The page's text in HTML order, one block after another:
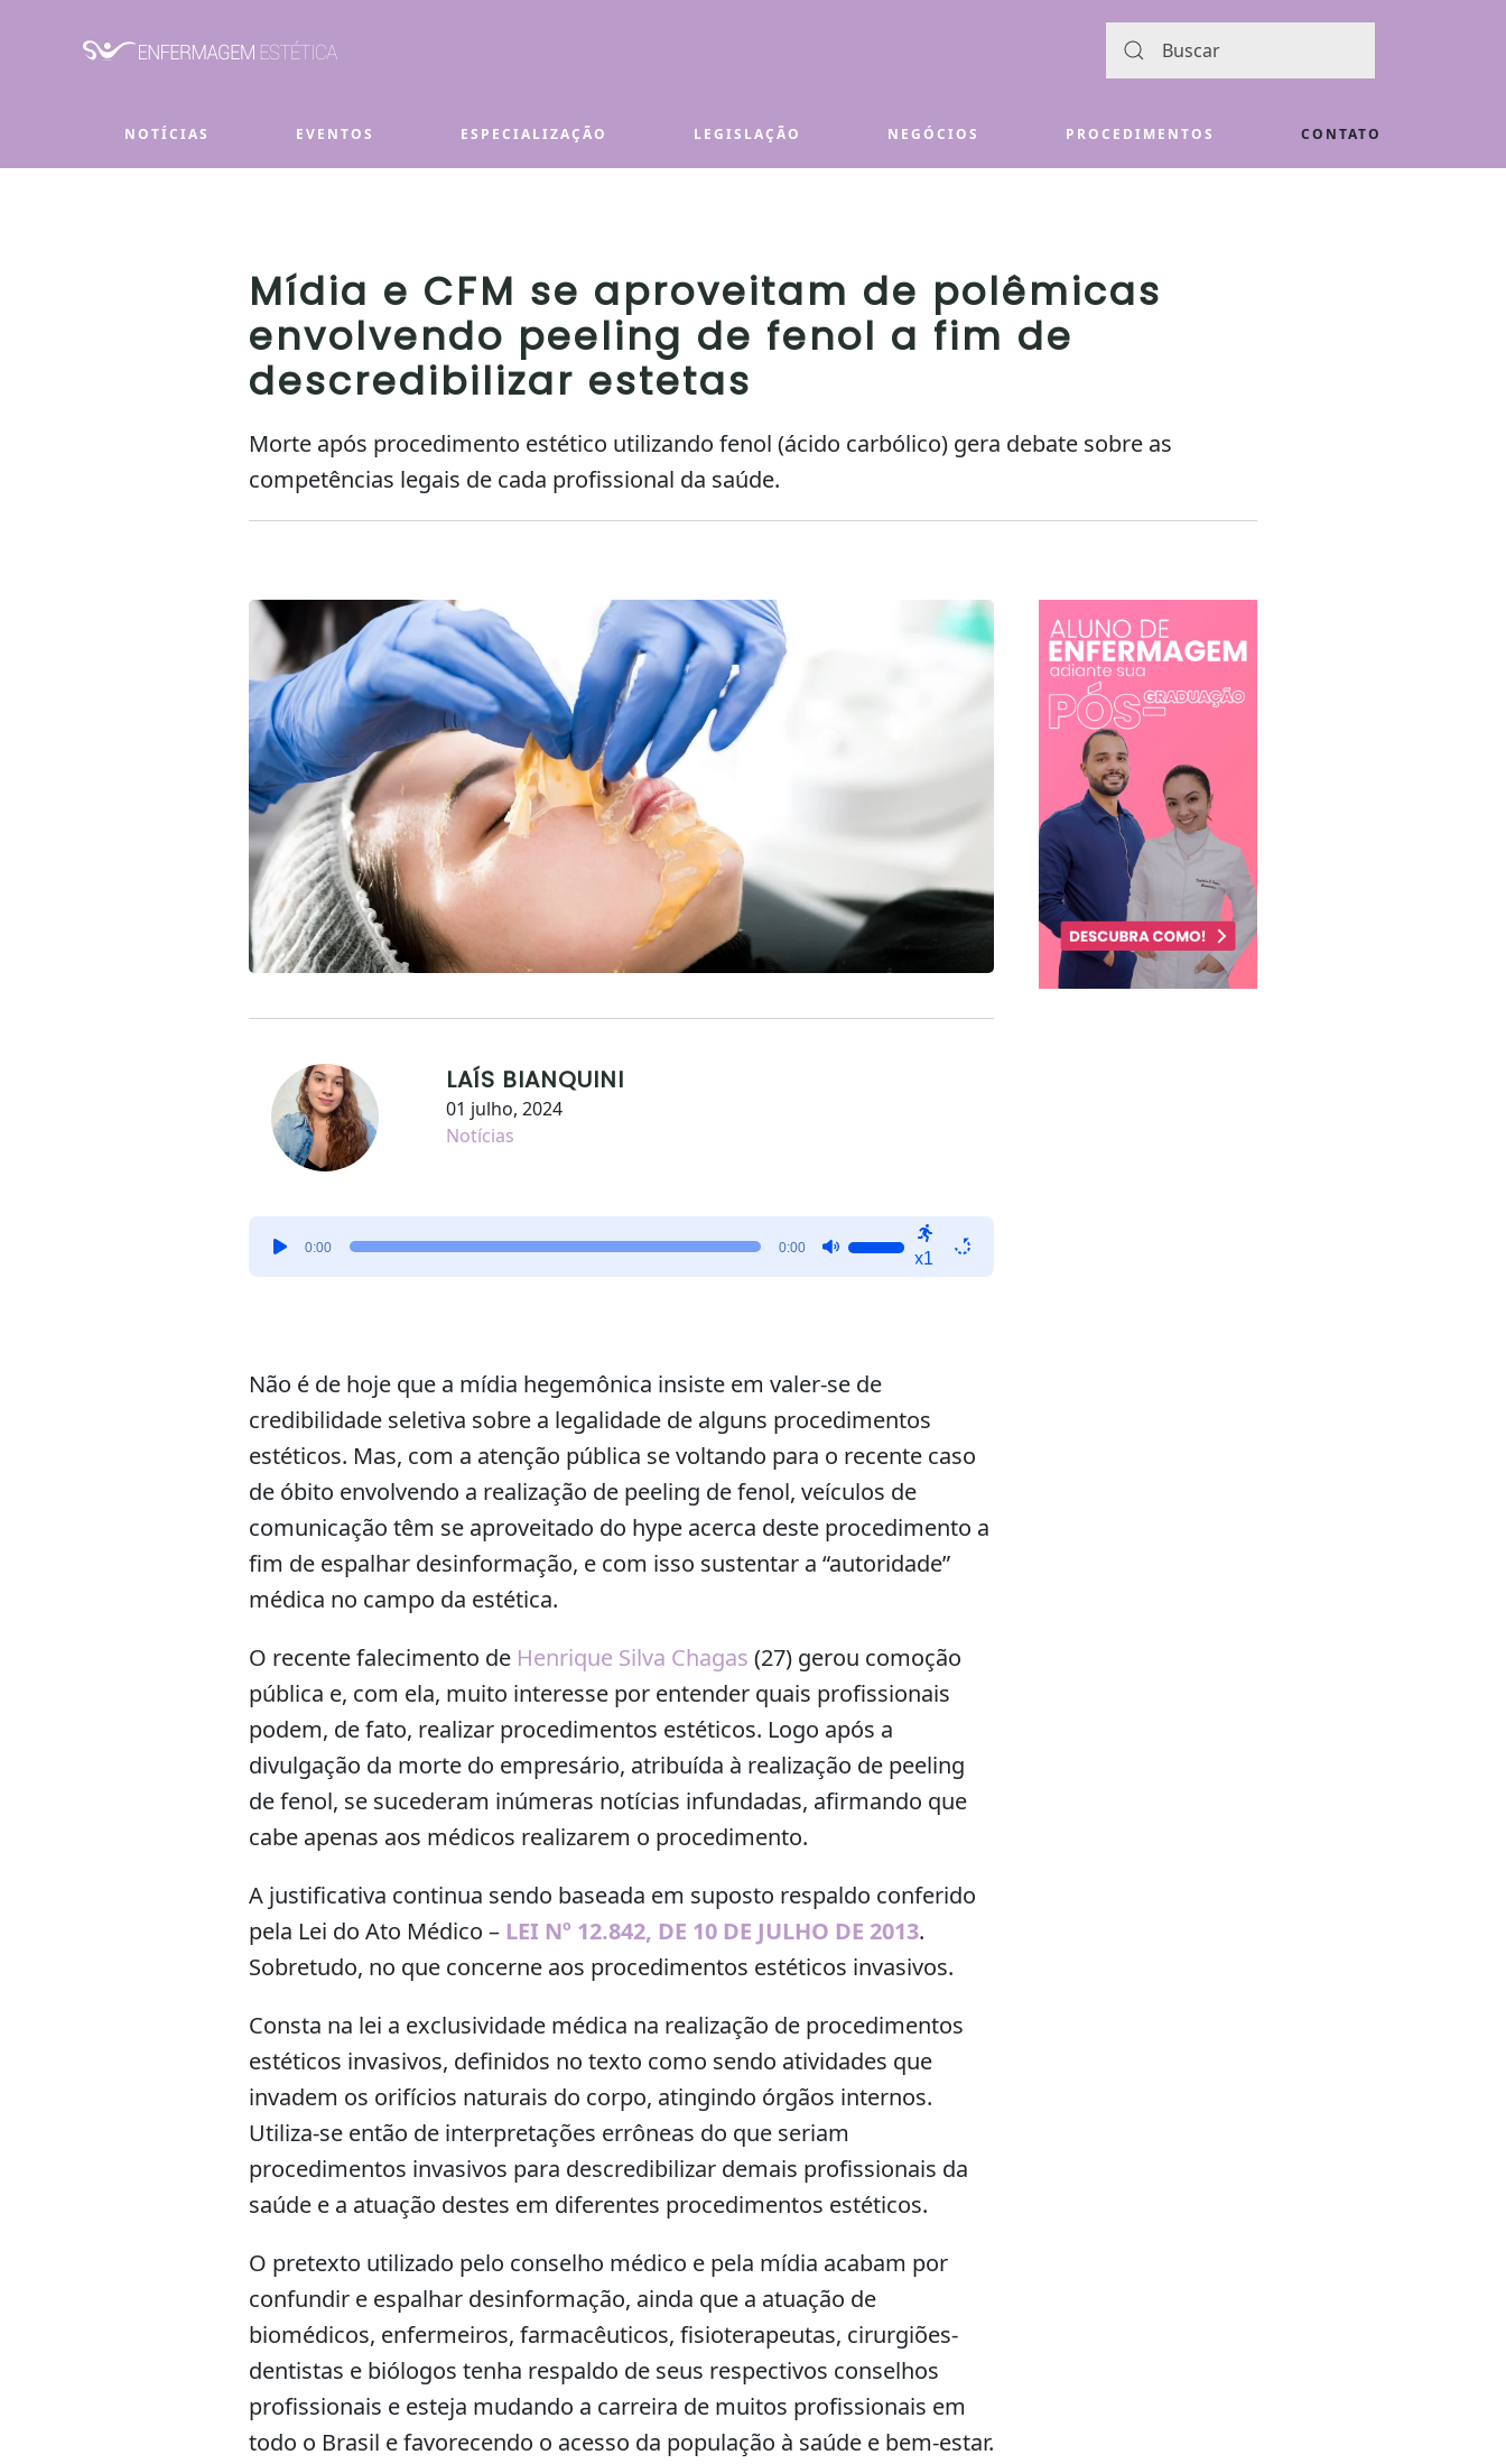
Skip to main content
NOTÍCIAS EVENTOS ESPECIALIZAÇÃO LEGISLAÇÃO NEGÓCIOS PROCEDIMENTOS CONTATO
Mídia e CFM se aproveitam de polêmicas
envolvendo peeling de fenol a fim de
descredibilizar estetas
Morte após procedimento estético utilizando fenol (ácido carbólico) gera debate sobre as
competências legais de cada profissional da saúde.
LAÍS BIANQUINI
01 julho, 2024
Notícias
0:00 0:00
para
baixo
para
ou
diminuir
o
x1
Não é de hoje que a mídia hegemônica insiste em valer-se de
credibilidade seletiva sobre a legalidade de alguns procedimentos
estéticos. Mas, com a atenção pública se voltando para o recente caso
de óbito envolvendo a realização de peeling de fenol, veículos de
comunicação têm se aproveitado do hype acerca deste procedimento a
fim de espalhar desinformação, e com isso sustentar a “autoridade”
médica no campo da estética.
O recente falecimento de Henrique Silva Chagas (27) gerou comoção
pública e, com ela, muito interesse por entender quais profissionais
podem, de fato, realizar procedimentos estéticos. Logo após a
divulgação da morte do empresário, atribuída à realização de peeling
de fenol, se sucederam inúmeras notícias infundadas, afirmando que
cabe apenas aos médicos realizarem o procedimento.
A justificativa continua sendo baseada em suposto respaldo conferido
pela Lei do Ato Médico – LEI Nº 12.842, DE 10 DE JULHO DE 2013.
Sobretudo, no que concerne aos procedimentos estéticos invasivos.
Consta na lei a exclusividade médica na realização de procedimentos
estéticos invasivos, definidos no texto como sendo atividades que
invadem os orifícios naturais do corpo, atingindo órgãos internos.
Utiliza-se então de interpretações errôneas do que seriam
procedimentos invasivos para descredibilizar demais profissionais da
saúde e a atuação destes em diferentes procedimentos estéticos.
O pretexto utilizado pelo conselho médico e pela mídia acabam por
confundir e espalhar desinformação, ainda que a atuação de
biomédicos, enfermeiros, farmacêuticos, fisioterapeutas, cirurgiões-
dentistas e biólogos tenha respaldo de seus respectivos conselhos
profissionais e esteja mudando a carreira de muitos profissionais em
todo o Brasil e favorecendo o acesso da população à saúde e bem-estar.